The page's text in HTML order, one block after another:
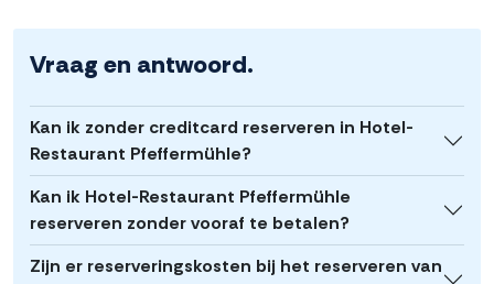
Vraag en antwoord.
Kan ik zonder creditcard reserveren in Hotel-
Restaurant Pfeffermühle?
Kan ik Hotel-Restaurant Pfeffermühle
reserveren zonder vooraf te betalen?
Zijn er reserveringskosten bij het reserveren van